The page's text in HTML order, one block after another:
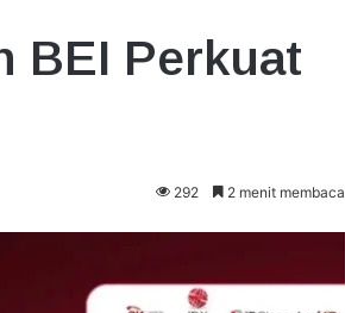
BEI Perkuat
292 2 menit membaca